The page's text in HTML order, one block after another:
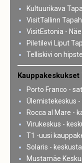
Kultuurikava
VisitTallinn
VisitEstonia - Näe
Piletilevi Liput
Telliskivi on
Kauppakeskukset
Porto Franco -
Ülemistekeskus
Rocca al Mare -
Virukeskus -
T1 -uusi
Solaris -
Mustamäe